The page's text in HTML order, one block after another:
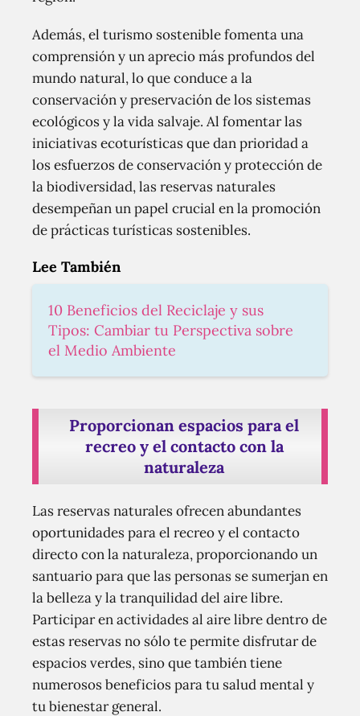
Además, el turismo sostenible fomenta una
comprensión y un aprecio más profundos del
mundo natural, lo que conduce a la
conservación y preservación de los sistemas
ecológicos y la vida salvaje. Al fomentar las
iniciativas ecoturísticas que dan prioridad a
los esfuerzos de conservación y protección de
la biodiversidad, las reservas naturales
desempeñan un papel crucial en la promoción
de prácticas turísticas sostenibles.
Lee También
10 Beneficios del Reciclaje y sus
Tipos: Cambiar tu Perspectiva sobre
el Medio Ambiente
Proporcionan espacios para el
recreo y el contacto con la
naturaleza
Las reservas naturales ofrecen abundantes
oportunidades para el recreo y el contacto
directo con la naturaleza, proporcionando un
santuario para que las personas se sumerjan en
la belleza y la tranquilidad del aire libre.
Participar en actividades al aire libre dentro de
estas reservas no sólo te permite disfrutar de
espacios verdes, sino que también tiene
numerosos beneficios para tu salud mental y
tu bienestar general.